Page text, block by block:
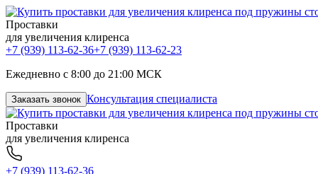
Проставки
для увеличения клиренса
+7 (939) 113-62-36+7 (939) 113-62-23
Ежедневно с 8:00 до 21:00 МСК
Заказать звонок Консультация специалиста
Проставки
для увеличения клиренса
+7 (939) 113-62-36